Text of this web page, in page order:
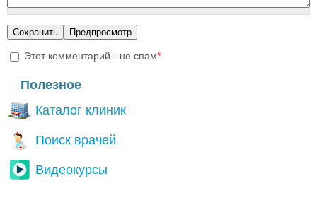
Этот комментарий - не спам*
Полезное
Каталог клиник
Поиск врачей
Видеокурсы